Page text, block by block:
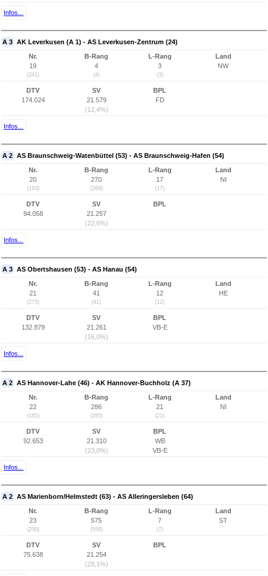
Infos...
A 3 AK Leverkusen (A 1) - AS Leverkusen-Zentrum (24)
Nr.
19
(241)
B-Rang
4
(4)
L-Rang
3
(3)
Land
NW
DTV
174.024
SV
21.579
(12,4%)
BPL
FD
Infos...
A 2 AS Braunschweig-Watenbüttel (53) - AS Braunschweig-Hafen (54)
Nr.
20
(193)
B-Rang
270
(269)
L-Rang
17
(17)
Land
NI
DTV
94.058
SV
21.257
(22,6%)
BPL
Infos...
A 3 AS Obertshausen (53) - AS Hanau (54)
Nr.
21
(275)
B-Rang
41
(41)
L-Rang
12
(12)
Land
HE
DTV
132.879
SV
21.261
(16,0%)
BPL
VB-E
Infos...
A 2 AS Hannover-Lahe (46) - AK Hannover-Buchholz (A 37)
Nr.
22
(185)
B-Rang
286
(285)
L-Rang
21
(21)
Land
NI
DTV
92.653
SV
21.310
(23,0%)
BPL
WB
VB-E
Infos...
A 2 AS Marienborn/Helmstedt (63) - AS Alleringersleben (64)
Nr.
23
(200)
B-Rang
575
(558)
L-Rang
7
(7)
Land
ST
DTV
75.638
SV
21.254
(28,1%)
BPL